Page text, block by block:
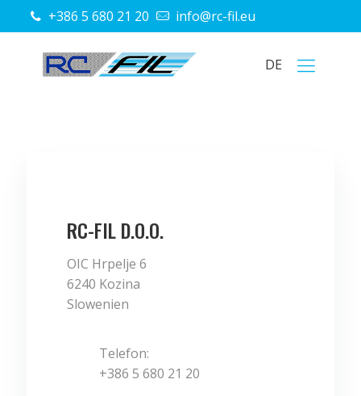
+386 5 680 21 20 info@rc-fil.eu
DE
RC-FIL D.O.O.
OIC Hrpelje 6
6240 Kozina
Slowenien
Telefon:
+386 5 680 21 20